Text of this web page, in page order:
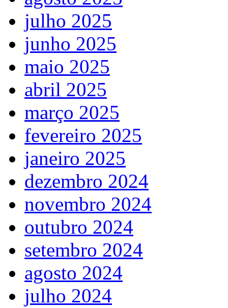
julho 2025
junho 2025
maio 2025
abril 2025
março 2025
fevereiro 2025
janeiro 2025
dezembro 2024
novembro 2024
outubro 2024
setembro 2024
agosto 2024
julho 2024